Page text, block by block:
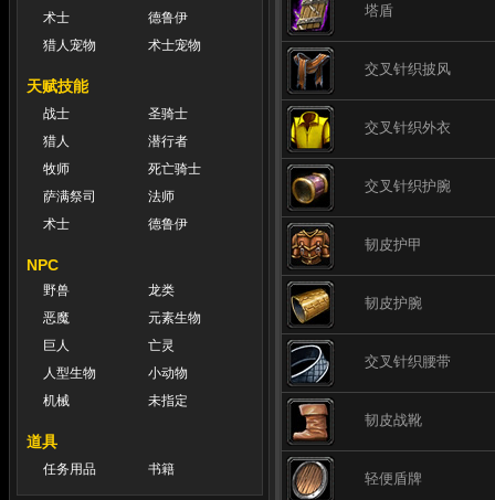
术士
德鲁伊
猎人宠物
术士宠物
天赋技能
战士
圣骑士
猎人
潜行者
牧师
死亡骑士
萨满祭司
法师
术士
德鲁伊
NPC
野兽
龙类
恶魔
元素生物
巨人
亡灵
人型生物
小动物
机械
未指定
道具
任务用品 书籍
塔盾
交叉针织披风
交叉针织外衣
交叉针织护腕
韧皮护甲
韧皮护腕
交叉针织腰带
韧皮战靴
轻便盾牌